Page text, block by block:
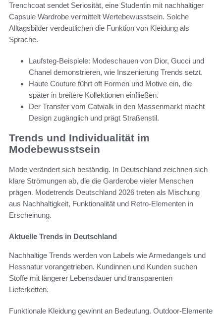
Trenchcoat sendet Seriosität, eine Studentin mit nachhaltiger
Capsule Wardrobe vermittelt Wertebewusstsein. Solche
Alltagsbilder verdeutlichen die Funktion von Kleidung als
Sprache.
Laufsteg-Beispiele: Modeschauen von Dior, Gucci und
Chanel demonstrieren, wie Inszenierung Trends setzt.
Haute Couture führt oft Formen und Motive ein, die
später in breitere Kollektionen einfließen.
Der Transfer vom Catwalk in den Massenmarkt macht
Design zugänglich und prägt Straßenstil.
Trends und Individualität im
Modebewusstsein
Mode verändert sich beständig. In Deutschland zeichnen sich
klare Strömungen ab, die die Garderobe vieler Menschen
prägen. Modetrends Deutschland 2026 treten als Mischung
aus Nachhaltigkeit, Funktionalität und Retro-Elementen in
Erscheinung.
Aktuelle Trends in Deutschland
Nachhaltige Trends werden von Labels wie Armedangels und
Hessnatur vorangetrieben. Kundinnen und Kunden suchen
Stoffe mit längerer Lebensdauer und transparenten
Lieferketten.
Funktionale Kleidung gewinnt an Bedeutung. Outdoor-Elemente